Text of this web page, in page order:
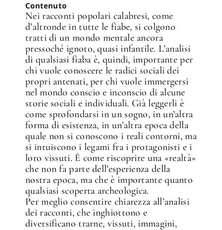
Contenuto
Nei racconti popolari calabresi, come
d’altronde in tutte le fiabe, si colgono
tratti di un mondo mentale ancora
pressoché ignoto, quasi infantile. L’analisi
di qualsiasi fiaba è, quindi, importante per
chi vuole conoscere le radici sociali dei
propri antenati, per chi vuole immergersi
nel mondo conscio e inconscio di alcune
storie sociali e individuali. Già leggerli è
come sprofondarsi in un sogno, in un’altra
forma di esistenza, in un’altra epoca della
quale non si conoscono i reali contorni, ma
si intuiscono i legami fra i protagonisti e i
loro vissuti. È come riscoprire una «realtà»
che non fa parte dell’esperienza della
nostra epoca, ma che è importante quanto
qualsiasi scoperta archeologica.
Per meglio consentire chiarezza all’analisi
dei racconti, che inghiottono e
diversificano trarne, vissuti, immagini,